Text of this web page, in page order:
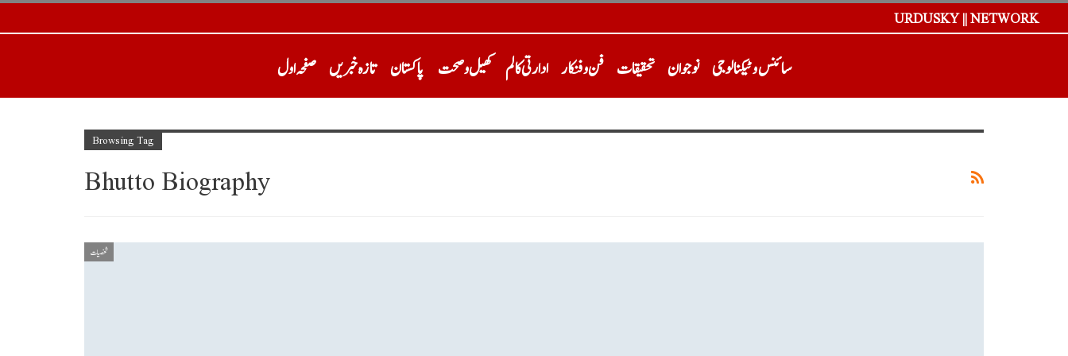
URDUSKY || NETWORK
صفحہ اول تازہ خبریں پاکستان کھیل و صحت ادارتی کالم فن و فنکار تحقیقات نوجوان سائنس و ٹیکنالوجی
Browsing Tag
Bhutto Biography
شخصیات